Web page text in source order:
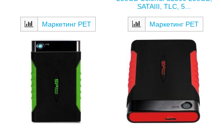
Маркетинг РЕТ
SATAIII, TLC, 5...
Маркетинг РЕТ